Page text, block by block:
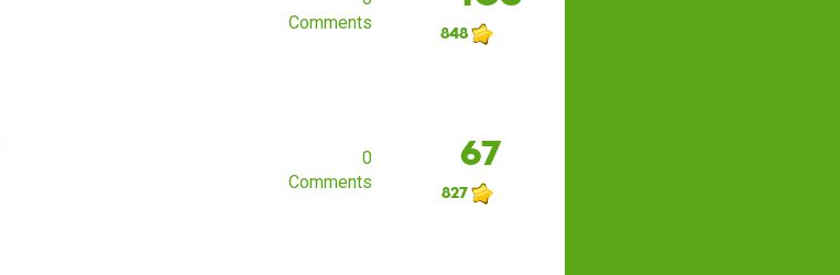
Comments
848
0
Comments
67
827